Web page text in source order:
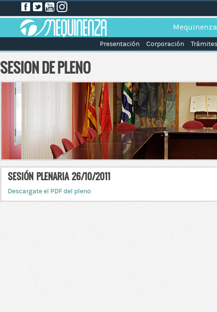
Mequinenza
Presentación Corporación Trámites
SESION DE PLENO
SESIÓN PLENARIA 26/10/2011
Descargate el PDF del pleno